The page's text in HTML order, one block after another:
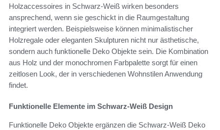
Holzaccessoires in Schwarz-Weiß wirken besonders
ansprechend, wenn sie geschickt in die Raumgestaltung
integriert werden. Beispielsweise können minimalistischer
Holzregale oder eleganten Skulpturen nicht nur ästhetische,
sondern auch funktionelle Deko Objekte sein. Die Kombination
aus Holz und der monochromen Farbpalette sorgt für einen
zeitlosen Look, der in verschiedenen Wohnstilen Anwendung
findet.
Funktionelle Elemente im Schwarz-Weiß Design
Funktionelle Deko Objekte ergänzen die Schwarz-Weiß Deko